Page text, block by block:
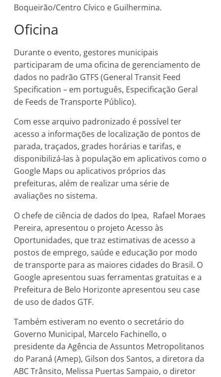
Boqueirão/Centro Cívico e Guilhermina.
Oficina
Durante o evento, gestores municipais
participaram de uma oficina de gerenciamento de
dados no padrão GTFS (General Transit Feed
Specification – em português, Especificação Geral
de Feeds de Transporte Público).
Com esse arquivo padronizado é possível ter
acesso a informações de localização de pontos de
parada, traçados, grades horárias e tarifas, e
disponibilizá-las à população em aplicativos como o
Google Maps ou aplicativos próprios das
prefeituras, além de realizar uma série de
avaliações no sistema.
O chefe de ciência de dados do Ipea, Rafael Moraes
Pereira, apresentou o projeto Acesso às
Oportunidades, que traz estimativas de acesso a
postos de emprego, saúde e educação por modo
de transporte para as maiores cidades do Brasil. O
Google apresentou suas ferramentas gratuitas e a
Prefeitura de Belo Horizonte apresentou seu case
de uso de dados GTF.
Também estiveram no evento o secretário do
Governo Municipal, Marcelo Fachinello, o
presidente da Agência de Assuntos Metropolitanos
do Paraná (Amep), Gilson dos Santos, a diretora da
ABC Trânsito, Melissa Puertas Sampaio, o diretor